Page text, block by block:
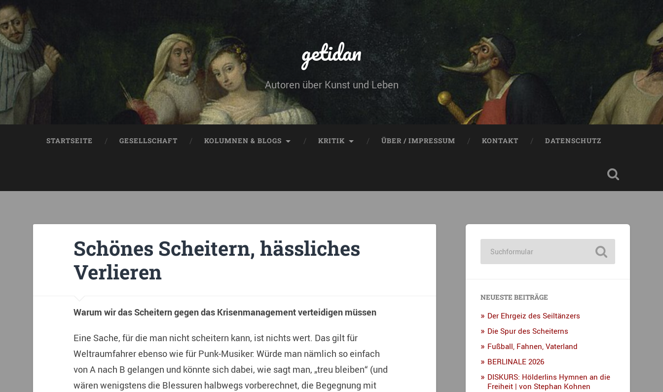
getidan
Autoren über Kunst und Leben
STARTSEITE GESELLSCHAFT KOLUMNEN & BLOGS KRITIK ÜBER / IMPRESSUM KONTAKT DATENSCHUTZ
Schönes Scheitern, hässliches
Verlieren
Warum wir das Scheitern gegen das Krisenmanagement verteidigen müssen
Eine Sache, für die man nicht scheitern kann, ist nichts wert. Das gilt für
Weltraumfahrer ebenso wie für Punk-Musiker: Würde man nämlich so einfach
von A nach B gelangen und könnte sich dabei, wie sagt man, „treu bleiben“ (und
wären wenigstens die Blessuren halbwegs vorberechnet, die Begegnung mit
NEUESTE BEITRÄGE
Der Ehrgeiz des Seiltänzers
Die Spur des Scheiterns
Fußball, Fahnen, Vaterland
BERLINALE 2026
DISKURS: Hölderlins Hymnen an die
Freiheit | von Stephan Kohnen